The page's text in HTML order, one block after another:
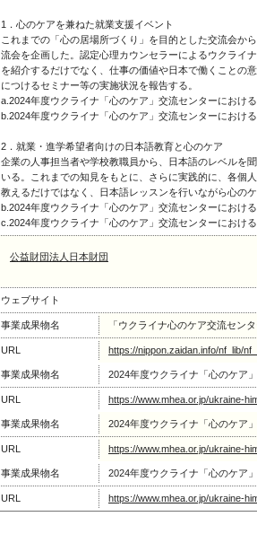
1．心のケアを兼ねた就業支援イベント
これまでの「心の居場所づくり」を目的とした交流会か
流会を企画した。認定心理カウンセラーによるウクライ
を紹介するだけでなく、仕事の価値や日本で働くことの
につけるセミナー等の実施状況を報告する。
a.2024年度ウクライナ「心のケア」交流センターにおけ
b.2024年度ウクライナ「心のケア」交流センターにおけ
2．就業・進学希望者向けの日本語教育と心のケア
企業の人事担当者や学校教職員から、日本語のレベルを
いる。これまでの知見をもとに、さらに実践的に、各個
教えるだけではなく、日本語レッスンを行いながら心の
b.2024年度ウクライナ「心のケア」交流センターにおけ
c.2024年度ウクライナ「心のケア」交流センターにおけ
公益財団法人日本財団
ウェブサイト
事業成果物名 「ウクライナ心のケア交流セン
URL https://nippon.zaidan.info/nf_lib/
事業成果物名 2024年度ウクライナ「心のケア
URL https://www.mhea.or.jp/ukraine-
事業成果物名 2024年度ウクライナ「心のケア
URL https://www.mhea.or.jp/ukraine-
事業成果物名 2024年度ウクライナ「心のケア
URL https://www.mhea.or.jp/ukraine-